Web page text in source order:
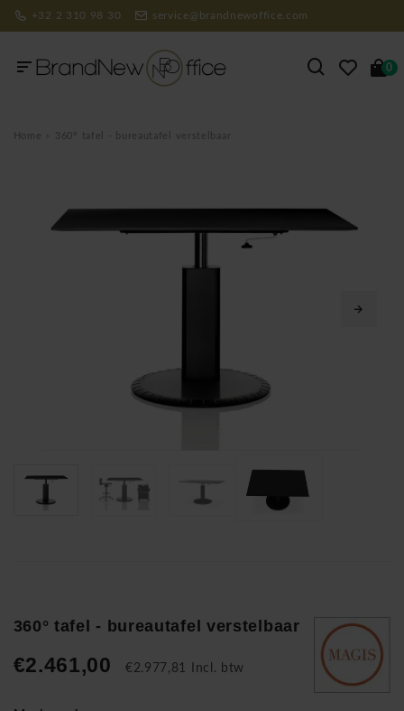
+32 2 310 98 30 service@brandnewoffice.com
0
Home 360° tafel - bureautafel verstelbaar
360° tafel - bureautafel verstelbaar
€2.461,00 €2.977,81 Incl. btw